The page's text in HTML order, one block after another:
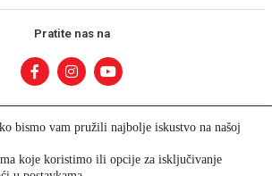
Pratite nas na
bismo vam pružili najbolje iskustvo na našoj
koje koristimo ili opcije za isključivanje